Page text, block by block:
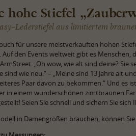
Stiefel
Lederstiefel aus limitiertem
für unsere meistverkauften hohen
den Events weltweit gibt es Menschen,
„Oh wow, wie alt sind deine?
sind wie neu.“ – „Meine sind 13 Jahre alt
Paar davon zu bekommen.“ Und es
in einem wunderschönen zimtbraunen
Seien Sie schnell und sichern Sie
in Damengrößen brauchen, können Sie